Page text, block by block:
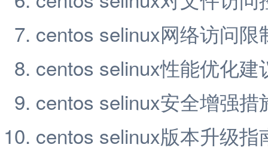
centos selinux网络访问限
centos selinux性能优化建
centos selinux安全增强措
centos selinux版本升级指